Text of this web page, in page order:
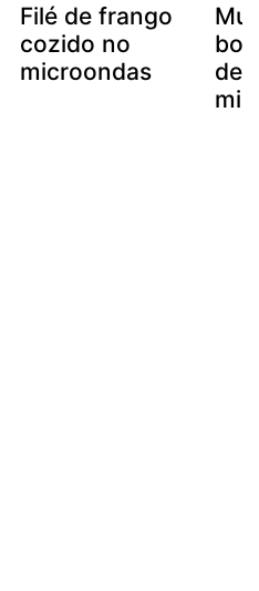
Filé de frango
cozido no
microondas
de